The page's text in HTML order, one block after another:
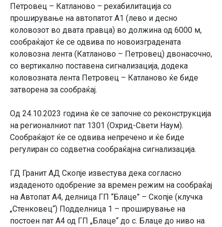
Пeтровец – Катланово – рехабилитација со
проширување на автопатот А1 (лево и десно
коловозот во двата правца) во должина од 6000 м,
сообраќајот ќе се одвива по новоизградената
коловозна лента (Катланово – Петровец) двонасочно,
со вертикално поставена сигнализација, додека
коловозната лента Петровец – Катланово ќе биде
затворена за сообраќај.
Oд 24.10.2023 година ќе се започне со реконструкција
на регионалниот пат 1301 (Охрид-Свети Наум).
Сообраќајот ќе се одвива непречено и ќе биде
регулиран со содветна сообраќајна сигнализација.
ГД Гранит АД Скопје известува дека согласно
издаденото одобрение за времен режим на сообраќај
на Автопат А4, делница ГП “Блаце” – Скопје (клучка
„Стенковец“) Подделница 1 – проширување на
постоен пат А4 од ГП „Блаце“ до с. Блаце до ниво на